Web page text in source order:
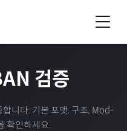
검증
니다. 기본 포맷, 구조, Mod-
확인하세요.